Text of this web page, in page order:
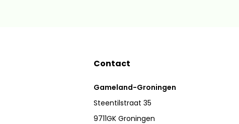
Contact
Gameland-Groningen
Steentilstraat 35
9711GK Groningen